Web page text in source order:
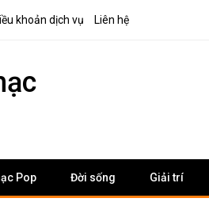
khoản dịch vụ Liên hệ
Pop Đời sống Giải trí